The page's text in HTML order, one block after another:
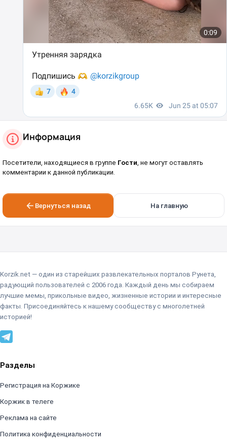
Информация
Посетители, находящиеся в группе Гости , не могут оставлять
комментарии к данной публикации.
Вернуться назад На главную
Korzik.net — один из старейших развлекательных порталов Рунета,
радующий пользователей с 2006 года. Каждый день мы собираем
лучшие мемы, прикольные видео, жизненные истории и интересные
факты. Присоединяйтесь к нашему сообществу с многолетней
историей!
Разделы
Регистрация на Коржике
Коржик в телеге
Реклама на сайте
Политика конфиденциальности